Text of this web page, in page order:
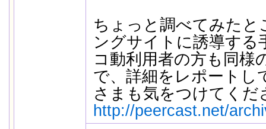
ちょっと調べてみた
ングサイトに誘導する
コ動利用者の方も同様
で、詳細をレポートし
さまも気をつけてくだ
http://peercast.net/